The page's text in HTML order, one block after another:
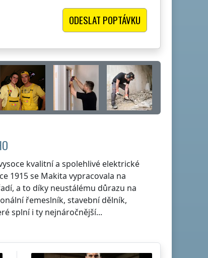
kvalitní a spolehlivé elektrické
1915 se Makita vypracovala na
a to díky neustálému důrazu na
řemeslník, stavební dělník,
splní i ty nejnáročnější...